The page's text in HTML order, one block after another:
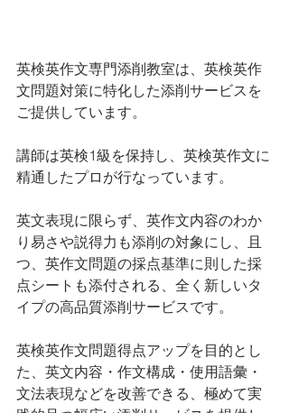
英検英作文専門添削教室は、英検英作
文問題対策に特化した添削サービスを
ご提供しています。
講師は英検1級を保持し、英検英作文に
精通したプロが行なっています。
英文表現に限らず、英作文内容のわか
り易さや説得力も添削の対象にし、且
つ、英作文問題の採点基準に則した採
点シートも添付される、全く新しいタ
イプの高品質添削サービスです。
英検英作文問題得点アップを目的とし
た、英文内容・作文構成・使用語彙・
文法表現などを改善できる、極めて実